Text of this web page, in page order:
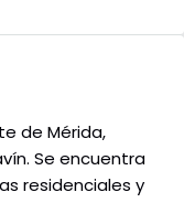
de Mérida,
Se encuentra
residenciales y